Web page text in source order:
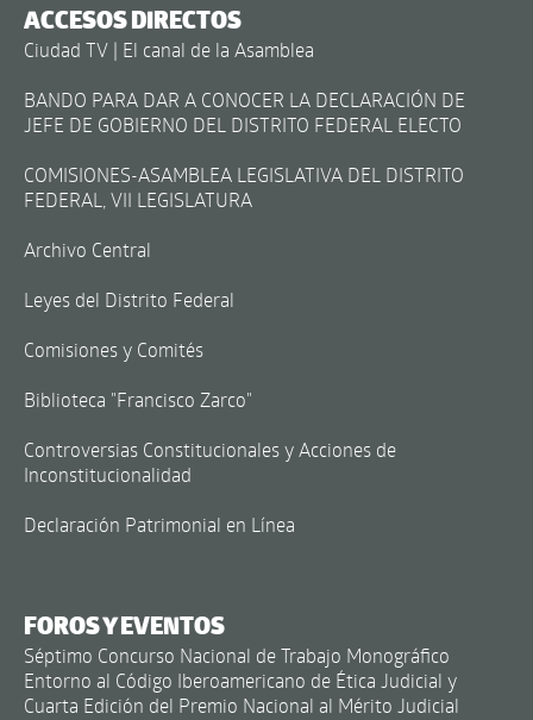
ACCESOS DIRECTOS
Ciudad TV | El canal de la Asamblea
BANDO PARA DAR A CONOCER LA DECLARACIÓN DE
JEFE DE GOBIERNO DEL DISTRITO FEDERAL ELECTO
COMISIONES-ASAMBLEA LEGISLATIVA DEL DISTRITO
FEDERAL, VII LEGISLATURA
Archivo Central
Leyes del Distrito Federal
Comisiones y Comités
Biblioteca "Francisco Zarco"
Controversias Constitucionales y Acciones de
Inconstitucionalidad
Declaración Patrimonial en Línea
FOROS Y EVENTOS
Séptimo Concurso Nacional de Trabajo Monográfico
Entorno al Código Iberoamericano de Ética Judicial y
Cuarta Edición del Premio Nacional al Mérito Judicial